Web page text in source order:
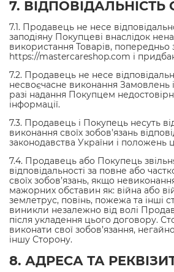
7. ВІДПОВІДАЛЬНІСТЬ
7.1. Продавець не несе
заподіяну Покупцеві внаслідок
використання Товарів, попередньо
https://mastercareshop.com і
7.2. Продавець не несе
несвоєчасне виконання Замовлень і
разі надання Покупцем
інформації.
7.3. Продавець і Покупець несуть
виконання своїх зобов’язань
законодавства України і положень
7.4. Продавець або Покупець
відповідальності за повне або
своїх зобов’язань, якщо
мажорних обставин як: війна або
землетрус, повінь, пожежа та інші
виникли незалежно від волі
після укладення цього договору.
виконати свої зобов’язання,
іншу Сторону.
8. АДРЕСА ТА